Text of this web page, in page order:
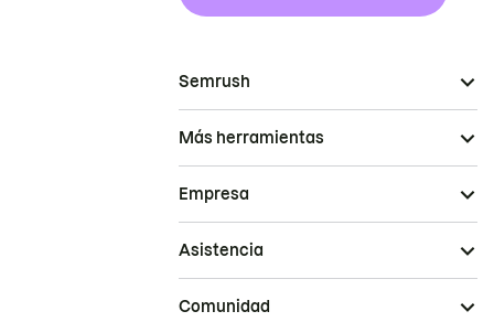
Semrush
Más herramientas
Empresa
Asistencia
Comunidad